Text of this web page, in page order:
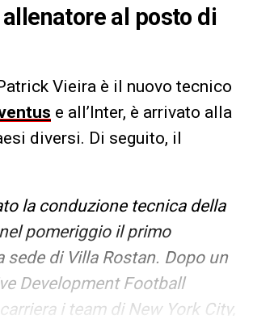
allenatore al posto di
Vieira è il nuovo tecnico
e all’Inter, è arrivato alla
diversi. Di seguito, il
la conduzione tecnica della
pomeriggio il primo
di Villa Rostan. Dopo un
Development Football
i team di New York City,